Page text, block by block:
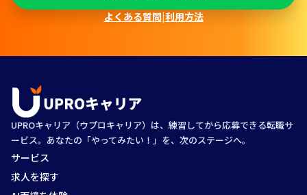
よくある質問|利用方法
UPROキャリア（ウプロキャリア）は、練習してから応募できる転職サ
ービス。あなたの「やってみたい！」を、次のステージへ。
サービス
求人を探す